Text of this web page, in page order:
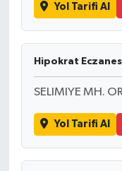
Yol Tarifi Al
Hipokrat
SELIMIYE MH.
Yol Tarifi Al